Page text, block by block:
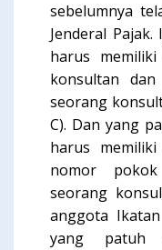
sebelumnya
Jenderal
harus
konsultan
seorang
C). Dan yang
harus
nomor
seorang
anggota
yang patuh